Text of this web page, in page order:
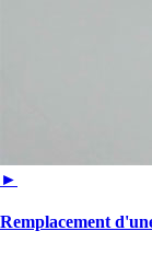
►
Remplacement